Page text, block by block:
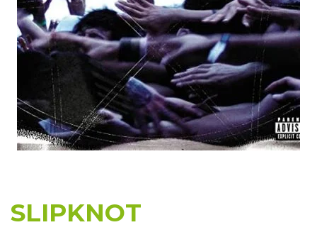
SLIPKNOT